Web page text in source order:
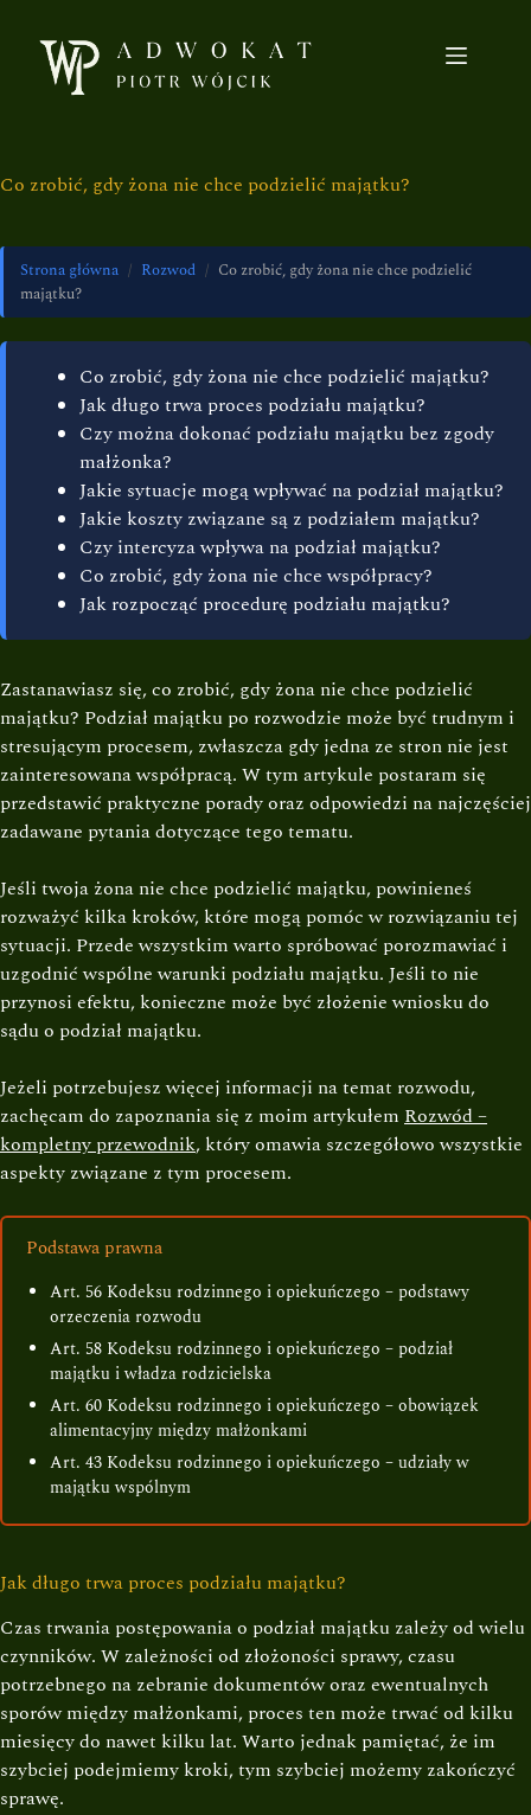
Co zrobić, gdy żona nie chce podzielić majątku?
Strona główna / Rozwod / Co zrobić, gdy żona nie chce podzielić
majątku?
Co zrobić, gdy żona nie chce podzielić majątku?
Jak długo trwa proces podziału majątku?
Czy można dokonać podziału majątku bez zgody
małżonka?
Jakie sytuacje mogą wpływać na podział majątku?
Jakie koszty związane są z podziałem majątku?
Czy intercyza wpływa na podział majątku?
Co zrobić, gdy żona nie chce współpracy?
Jak rozpocząć procedurę podziału majątku?
Zastanawiasz się, co zrobić, gdy żona nie chce podzielić
majątku? Podział majątku po rozwodzie może być trudnym i
stresującym procesem, zwłaszcza gdy jedna ze stron nie jest
zainteresowana współpracą. W tym artykule postaram się
przedstawić praktyczne porady oraz odpowiedzi na najczęściej
zadawane pytania dotyczące tego tematu.
Jeśli twoja żona nie chce podzielić majątku, powinieneś
rozważyć kilka kroków, które mogą pomóc w rozwiązaniu tej
sytuacji. Przede wszystkim warto spróbować porozmawiać i
uzgodnić wspólne warunki podziału majątku. Jeśli to nie
przynosi efektu, konieczne może być złożenie wniosku do
sądu o podział majątku.
Jeżeli potrzebujesz więcej informacji na temat rozwodu,
zachęcam do zapoznania się z moim artykułem Rozwód –
kompletny przewodnik, który omawia szczegółowo wszystkie
aspekty związane z tym procesem.
Podstawa prawna
Art. 56 Kodeksu rodzinnego i opiekuńczego – podstawy
orzeczenia rozwodu
Art. 58 Kodeksu rodzinnego i opiekuńczego – podział
majątku i władza rodzicielska
Art. 60 Kodeksu rodzinnego i opiekuńczego – obowiązek
alimentacyjny między małżonkami
Art. 43 Kodeksu rodzinnego i opiekuńczego – udziały w
majątku wspólnym
Jak długo trwa proces podziału majątku?
Czas trwania postępowania o podział majątku zależy od wielu
czynników. W zależności od złożoności sprawy, czasu
potrzebnego na zebranie dokumentów oraz ewentualnych
sporów między małżonkami, proces ten może trwać od kilku
miesięcy do nawet kilku lat. Warto jednak pamiętać, że im
szybciej podejmiemy kroki, tym szybciej możemy zakończyć
sprawę.